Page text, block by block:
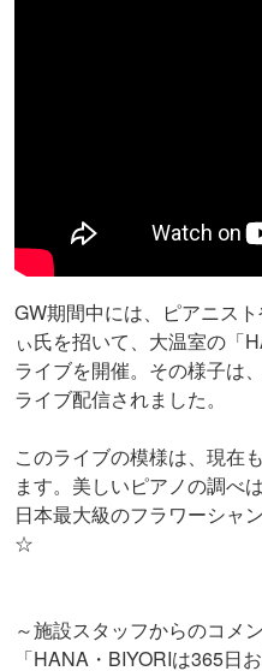
GW期間中には、ピアニス
ぃ氏を招いて、大温室の「
ライブを開催。その様子は
ライブ配信されました。
このライブの模様は、現在
ます。美しいピアノの調べ
日本最大級のフラワーシャ
☆
～施設スタッフからのコメ
「HANA・BIYORIは365日